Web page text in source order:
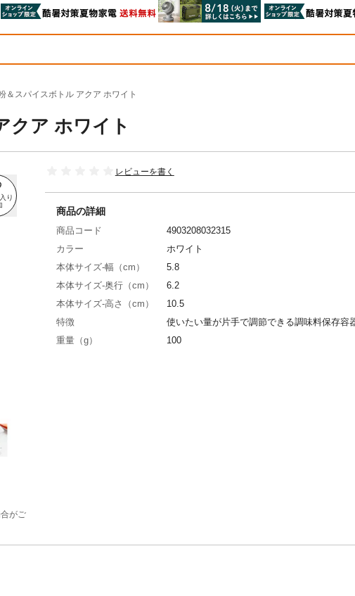
＆スパイスボトル アクア ホワイト
クア ホワイト
がご
レビューを書く
商品の詳細
商品コード
4903208032315
カラー
ホワイト
本体サイズ-幅（cm）
5.8
本体サイズ-奥行（cm）
6.2
本体サイズ-高さ（cm）
10.5
特徴
使いたい量が片手で調節できる調味料保存容
重量（g）
100